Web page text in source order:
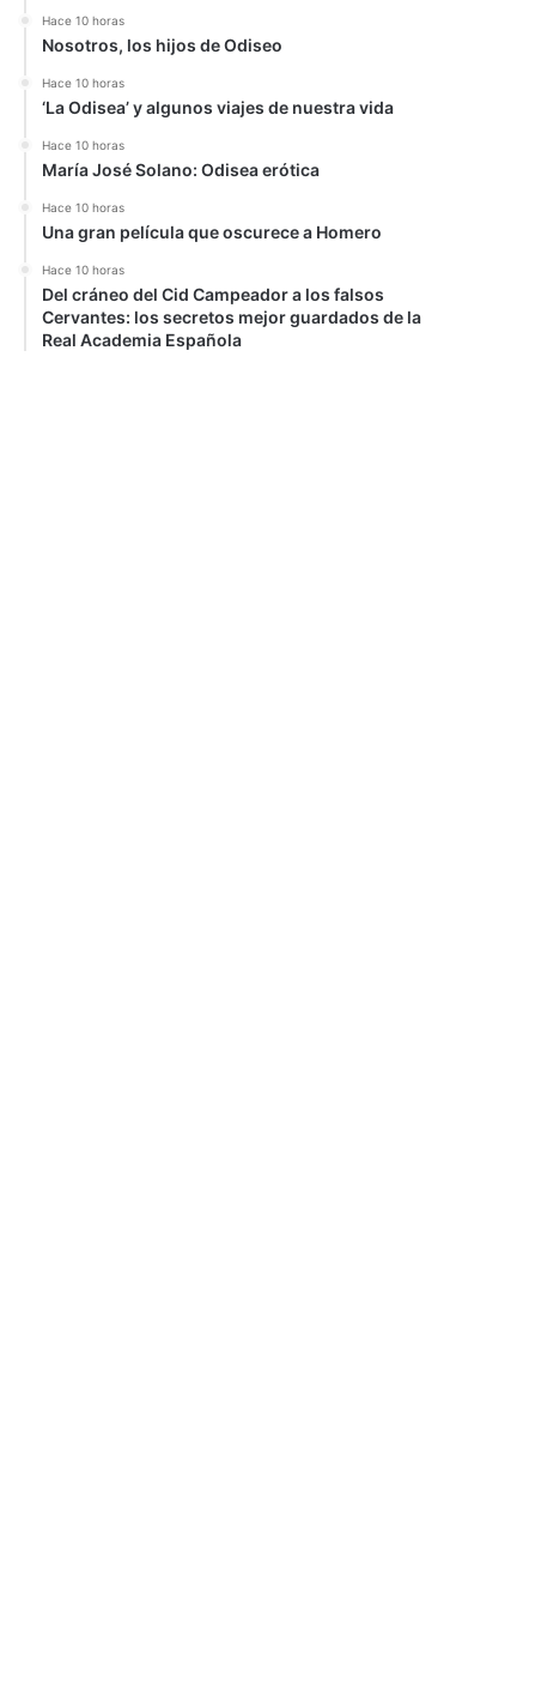
Hace 10 horas
Nosotros, los hijos de Odiseo
Hace 10 horas
‘La Odisea’ y algunos viajes de nuestra vida
Hace 10 horas
María José Solano: Odisea erótica
Hace 10 horas
Una gran película que oscurece a Homero
Hace 10 horas
Del cráneo del Cid Campeador a los falsos
Cervantes: los secretos mejor guardados de la
Real Academia Española